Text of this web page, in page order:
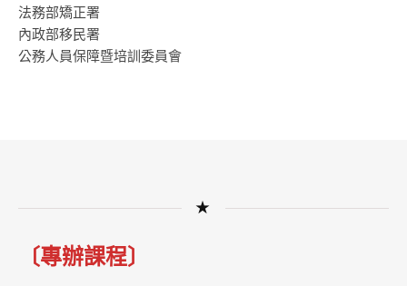
法務部矯正署
內政部移民署
公務人員保障暨培訓委員會
★
〔專辦課程〕